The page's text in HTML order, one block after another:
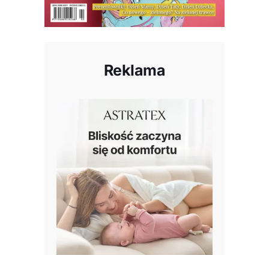
Reklama